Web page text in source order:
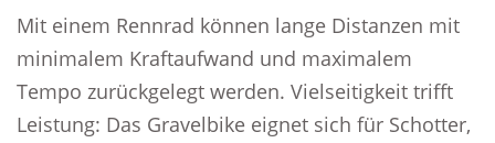
Mit einem Rennrad können lange Distanzen mit
minimalem Kraftaufwand und maximalem
Tempo zurückgelegt werden. Vielseitigkeit trifft
Leistung: Das Gravelbike eignet sich für Schotter,